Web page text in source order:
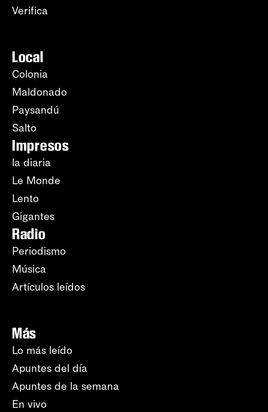
Verifica
Local
Colonia
Maldonado
Paysandú
Salto
Impresos
la diaria
Le Monde
Lento
Gigantes
Radio
Periodismo
Música
Artículos leídos
Más
Lo más leído
Apuntes del día
Apuntes de la semana
En vivo